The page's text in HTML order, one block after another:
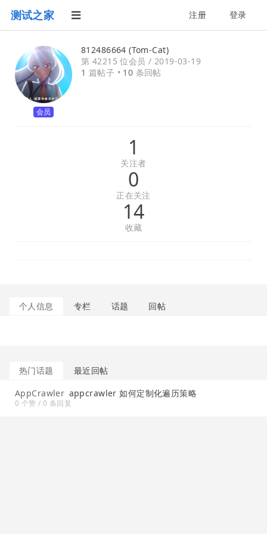
测试之家 注册 登录
会员
812486664 (Tom-Cat)
第 42215 位会员 / 2019-03-19
1 篇帖子 • 10 条回帖
1
关注者
0
正在关注
14
收藏
个人信息 专栏 话题 回帖
热门话题
最近回帖
AppCrawler appcrawler 如何定制化遍历策略
0 个赞 / 0 条回复